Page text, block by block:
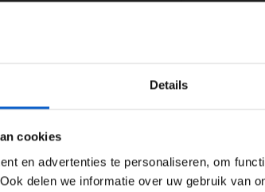
Details
cookies
en advertenties te personaliseren, om
delen we informatie over uw gebruik van
Advertentie instellingen
Toon alle alcoholische